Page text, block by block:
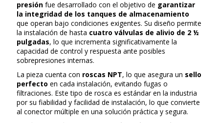
presión fue desarrollado con el objetivo de garantizar
la integridad de los tanques de almacenamiento
que operan bajo condiciones exigentes. Su diseño permite
la instalación de hasta cuatro válvulas de alivio de 2 ½
pulgadas, lo que incrementa significativamente la
capacidad de control y respuesta ante posibles
sobrepresiones internas.
La pieza cuenta con roscas NPT, lo que asegura un sello
perfecto en cada instalación, evitando fugas o
filtraciones. Este tipo de rosca es estándar en la industria
por su fiabilidad y facilidad de instalación, lo que convierte
al conector múltiple en una solución práctica y segura.